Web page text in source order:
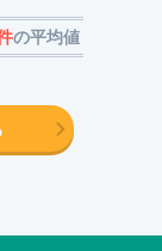
の平均値